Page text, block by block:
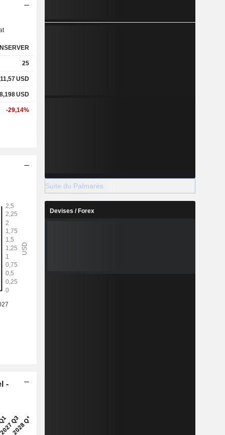
25
11,57USD
8,198USD
-29,14%
-
Suite du Palmarès
Devises / Forex